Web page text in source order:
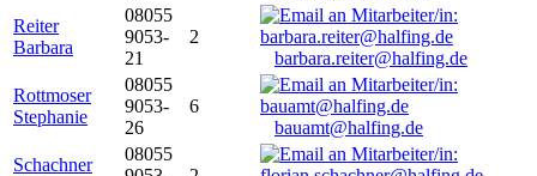
Reiter
Barbara
08055
9053-
21
2
barbara.reiter@halfing.de
Rottmoser
Stephanie
08055
9053-
26
6
bauamt@halfing.de
Schachner
08055